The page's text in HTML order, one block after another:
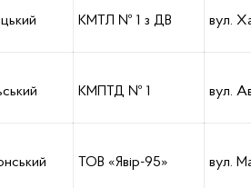
КМТЛ № 1 з ДВ вул.
КМПТД № 1 вул.
ТОВ «Явір-95» вул.